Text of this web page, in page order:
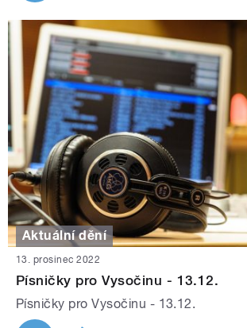
Aktuální dění
13. prosinec 2022
Písničky pro Vysočinu - 13.12.
Písničky pro Vysočinu - 13.12.